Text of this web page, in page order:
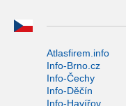
Atlasfirem.info
Info-Brno.cz
Info-Čechy
Info-Děčín
Info-Havířov